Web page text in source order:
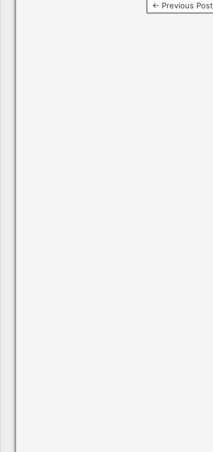
← Previous Post